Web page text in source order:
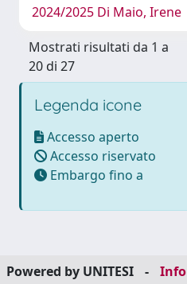
2024/2025 Di Maio, Irene
Mostrati risultati da 1 a
20 di 27
Legenda icone
Accesso aperto
Accesso riservato
Embargo fino a
Powered by UNITESI -
Info